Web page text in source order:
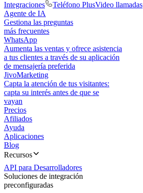
Integraciones
Teléfono PlusVideo llamadas
Agente de IA
Gestiona las preguntas
más frecuentes
WhatsApp
Aumenta las ventas y ofrece asistencia
a tus clientes a través de su aplicación
de mensajería preferida
JivoMarketing
Capta la atención de tus visitantes:
capta su interés antes de que se
vayan
Precios
Afiliados
Ayuda
Aplicaciones
Blog
Recursos
API para Desarrolladores
Soluciones de integración
preconfiguradas